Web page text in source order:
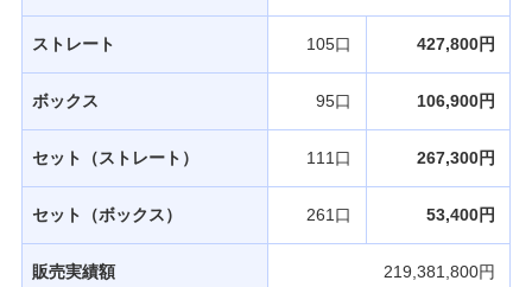
ストレート 105口 427,800円
ボックス 95口 106,900円
セット（ストレート） 111口 267,300円
セット（ボックス） 261口 53,400円
販売実績額 219,381,800円